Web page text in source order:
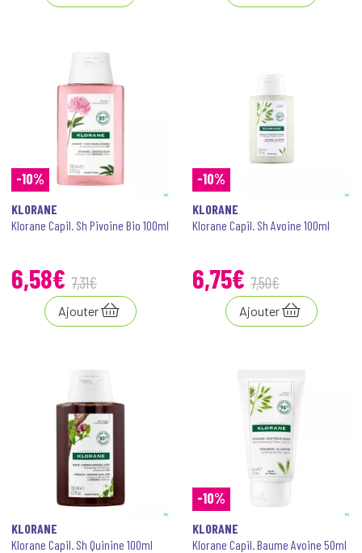
-10%
KLORANE
Klorane Capil. Sh Pivoine Bio 100ml
6,58€ 7,31€
Ajouter
-10%
KLORANE
Klorane Capil. Sh Avoine 100ml
6,75€ 7,50€
Ajouter
KLORANE
Klorane Capil. Sh Quinine 100ml
-10%
KLORANE
Klorane Capil. Baume Avoine 50ml